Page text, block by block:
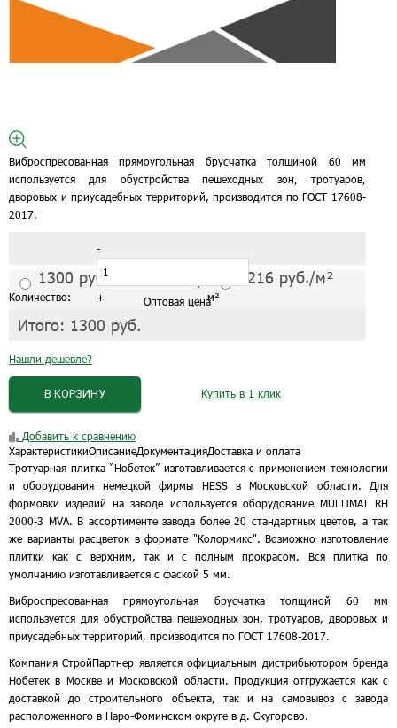
Виброспресованная прямоугольная брусчатка толщиной 60 мм
используется для обустройства пешеходных зон, тротуаров,
дворовых и приусадебных территорий, производится по ГОСТ 17608-
2017.
Количество:
-
+ м²
1300 руб./м² 1216 руб./м²
Оптовая цена
Итого: 1300 руб.
Нашли дешевле?
Купить в 1 клик
В КОРЗИНУ
Добавить к сравнению
ХарактеристикиОписаниеДокументацияДоставка и оплата
Тротуарная плитка “Нобетек” изготавливается с применением технологии
и оборудования немецкой фирмы HESS в Московской области. Для
формовки изделий на заводе используется оборудование MULTIMAT RH
2000-3 MVA. В ассортименте завода более 20 стандартных цветов, а так
же варианты расцветок в формате "Колормикс". Возможно изготовление
плитки как с верхним, так и с полным прокрасом. Вся плитка по
умолчанию изготавливается с фаской 5 мм.
Виброспресованная прямоугольная брусчатка толщиной 60 мм
используется для обустройства пешеходных зон, тротуаров, дворовых и
приусадебных территорий, производится по ГОСТ 17608-2017.
Компания СтройПартнер является официальным дистрибьютором бренда
Нобетек в Москве и Московской области. Продукция отгружается как с
доставкой до строительного объекта, так и на самовывоз с завода
расположенного в Наро-Фоминском округе в д. Скугорово.